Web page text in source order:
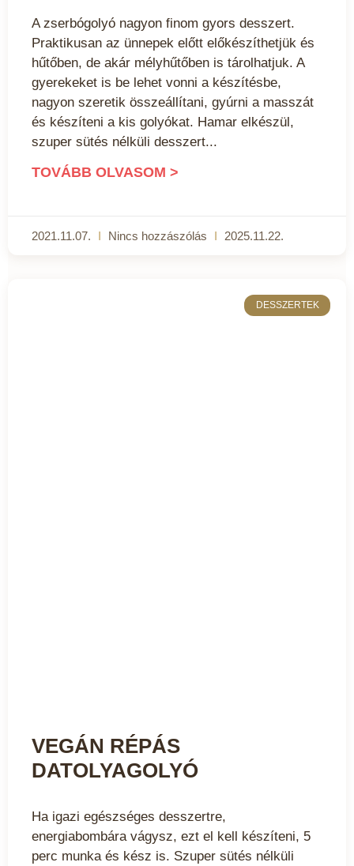
A zserbógolyó nagyon finom gyors desszert.
Praktikusan az ünnepek előtt előkészíthetjük és
hűtőben, de akár mélyhűtőben is tárolhatjuk. A
gyerekeket is be lehet vonni a készítésbe,
nagyon szeretik összeállítani, gyúrni a masszát
és készíteni a kis golyókat. Hamar elkészül,
szuper sütés nélküli desszert
TOVÁBB OLVASOM >
2021.11.07. Nincs hozzászólás 2025.11.22.
DESSZERTEK
VEGÁN RÉPÁS
DATOLYAGOLYÓ
Ha igazi egészséges desszertre,
energiabombára vágysz, ezt el kell készíteni, 5
perc munka és kész is. Szuper sütés nélküli